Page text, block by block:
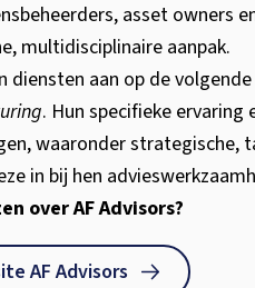
asset owners
multidisciplinaire aanpak.
diensten aan op de
. Hun specifieke
waaronder strategische,
in bij hen
over AF Advisors?
AF Advisors